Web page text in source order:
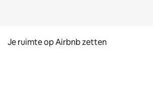
Je ruimte op Airbnb zetten